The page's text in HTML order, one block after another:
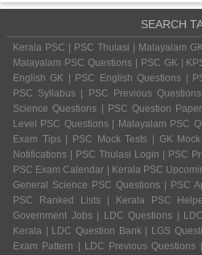
SEARCH
Kerala PSC | PSC Thulasi | Malayalam
Malayalam PSC Questions | PSC GK |
English GK | PSC English Questions |
PSC Syllabus | PSC Previous
Science Questions | PSC Question
Level PSC Questions | Malayalam PSC
Exam Tips | PSC Mock Tests | GK
Notifications | PSC Thulasi Login | PSC
PSC Exam Calendar | Kerala PSC
General Science PSC Questions | PSC
PSC Ranked Lists | Kerala PSC
Government Jobs | LDC Questions |
Kerala | LDC Question Bank | LGS
Exam Pattern | LDC Previous